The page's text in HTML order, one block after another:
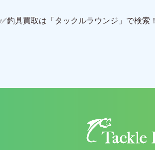
✅釣具買取は「タックルラウンジ」で検索！